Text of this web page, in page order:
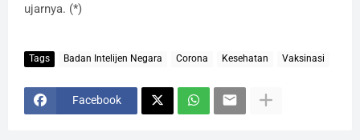
ujarnya. (*)
Tags Badan Intelijen Negara Corona Kesehatan Vaksinasi
Facebook